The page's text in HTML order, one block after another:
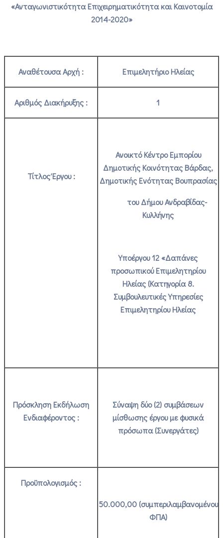
«Ανταγωνιστικότητα Επιχειρηματικότητα και Καινοτομία
2014-2020»
Αναθέτουσα Αρχή : Επιμελητήριο Ηλείας
Αριθμός Διακήρυξης : 1
Τίτλος Έργου :
Ανοικτό Κέντρο Εμπορίου
Δημοτικής Κοινότητας Βάρδας,
Δημοτικής Ενότητας Βουπρασίας
του Δήμου Ανδραβίδας-
Κυλλήνης
Υποέργου 12 «Δαπάνες
προσωπικού Επιμελητηρίου
Ηλείας (Κατηγορία 8.
Συμβουλευτικές Υπηρεσίες
Επιμελητηρίου Ηλείας
Πρόσκληση Εκδήλωση
Ενδιαφέροντος :
Σύναψη δύο (2) συμβάσεων
μίσθωσης έργου με φυσικά
πρόσωπα (Συνεργάτες)
Προϋπολογισμός :
50.000,00 (συμπεριλαμβανομένου
ΦΠΑ)